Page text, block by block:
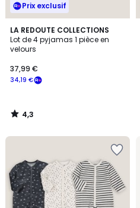
Prix exclusif
LA REDOUTE COLLECTIONS
Lot de 4 pyjamas 1 pièce en
velours
34,19 €
37,99 €
4,3
/ 5
4,3
/